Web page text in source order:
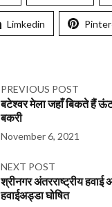
Limkedin
PREVIOUS POST
बटेश्वर मेला जहाँ बिकते हैं
बकरी
November 6, 2021
NEXT POST
श्रीनगर अंतरराष्ट्रीय
हवाईअड्डा घोषित